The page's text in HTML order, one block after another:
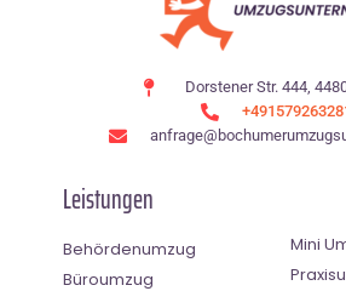
Dorstener Str. 444,
Leistungen
Behördenumzug
Büroumzug
Mini